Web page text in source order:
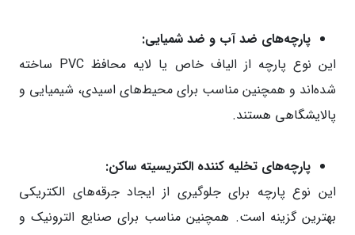
پارچه‌های ضد آب و ضد شمیایی:
این نوع پارچه از الیاف خاص یا لایه محافظ PVC ساخته
شده‌اند و همچنین مناسب برای محیط‌های اسیدی، شیمیایی و
پالایشگاهی هستند.
پارچه‌های تخلیه کننده الکتریسیته ساکن:
این نوع پارچه برای جلوگیری از ایجاد جرقه‌های الکتریکی
بهترین گزینه است. همچنین مناسب برای صنایع الترونیک و